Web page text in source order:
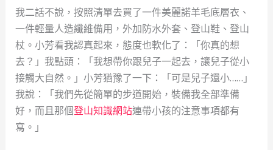
我二話不說，按照清單去買了一件美麗諾羊毛底層衣、
一件輕量人造纖維備用，外加防水外套、登山鞋、登山
杖。小芳看我認真起來，態度也軟化了：「你真的想
去？」我點頭：「我想帶你跟兒子一起去，讓兒子從小
接觸大自然。」小芳猶豫了一下：「可是兒子還小……」
我說：「我們先從簡單的步道開始，裝備我全部準備
好，而且那個登山知識網站連帶小孩的注意事項都有
寫。」